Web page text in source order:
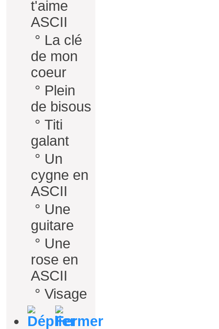
t'aime
ASCII
° La clé
de mon
coeur
° Plein
de bisous
° Titi
galant
° Un
cygne en
ASCII
° Une
guitare
° Une
rose en
ASCII
° Visage